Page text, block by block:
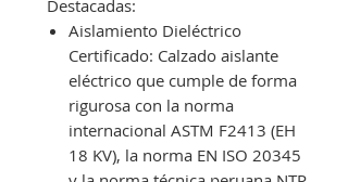
Destacadas:
Aislamiento Dieléctrico
Certificado: Calzado aislante
eléctrico que cumple de forma
rigurosa con la norma
internacional ASTM F2413 (EH
18 KV), la norma EN ISO 20345